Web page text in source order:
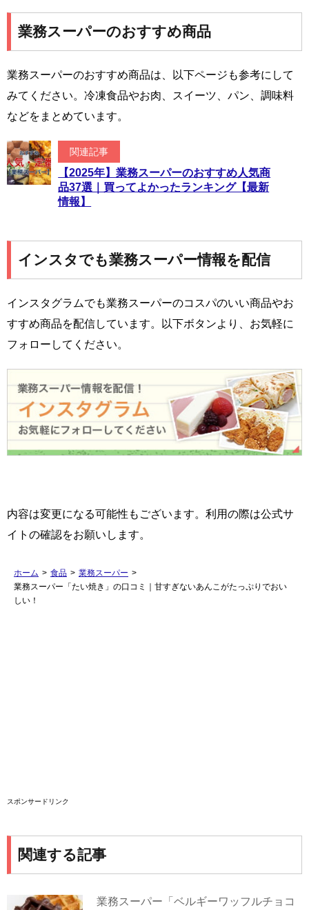
業務スーパーのおすすめ商品
業務スーパーのおすすめ商品は、以下ページも参考にして
みてください。冷凍食品やお肉、スイーツ、パン、調味料
などをまとめています。
関連記事
【2025年】業務スーパーのおすすめ人気商
品37選｜買ってよかったランキング【最新
情報】
インスタでも業務スーパー情報を配信
インスタグラムでも業務スーパーのコスパのいい商品やお
すすめ商品を配信しています。以下ボタンより、お気軽に
フォローしてください。
内容は変更になる可能性もございます。利用の際は公式サ
イトの確認をお願いします。
ホーム > 食品 > 業務スーパー >
業務スーパー「たい焼き」の口コミ｜甘すぎないあんこがたっぷりでおい
しい！
スポンサードリンク
関連する記事
業務スーパー「ベルギーワッフルチョコ